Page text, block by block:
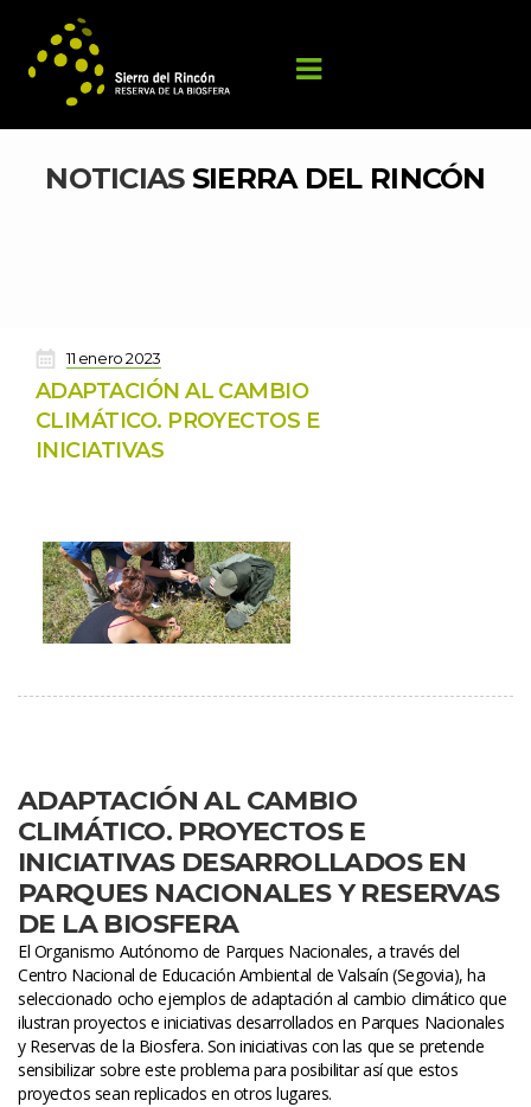
NOTICIAS SIERRA DEL RINCÓN
11 enero 2023
ADAPTACIÓN AL CAMBIO
CLIMÁTICO. PROYECTOS E
INICIATIVAS
ADAPTACIÓN AL CAMBIO
CLIMÁTICO. PROYECTOS E
INICIATIVAS DESARROLLADOS EN
PARQUES NACIONALES Y RESERVAS
DE LA BIOSFERA
El Organismo Autónomo de Parques Nacionales, a través del
Centro Nacional de Educación Ambiental de Valsaín (Segovia), ha
eleccionado ocho ejemplos de adaptación al cambio climático que
ilustran proyectos e iniciativas desarrollados en Parques Nacionales
y Reservas de la Biosfera. Son iniciativas con las que se pretende
ensibilizar sobre este problema para posibilitar así que estos
proyectos sean replicados en otros lugares.